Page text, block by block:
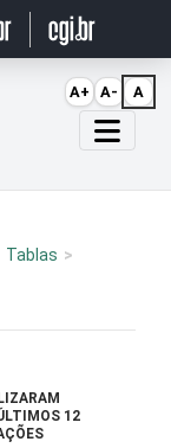
Tablas
12
A+ A- A